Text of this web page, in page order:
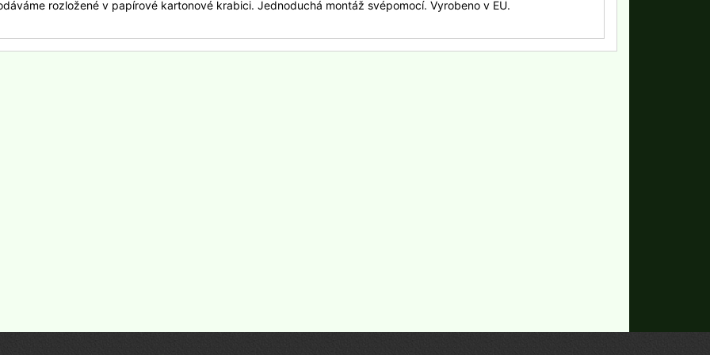
rozložené v papírové kartonové krabici. Jednoduchá montáž svépomocí. Vyrobeno v EU.